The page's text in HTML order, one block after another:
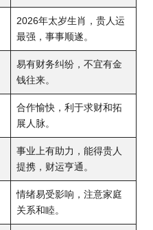
2026年太岁生肖，贵人运
最强，事事顺遂。
易有财务纠纷，不宜有金
钱往来。
合作愉快，利于求财和拓
展人脉。
事业上有助力，能得贵人
提携，财运亨通。
情绪易受影响，注意家庭
关系和睦。